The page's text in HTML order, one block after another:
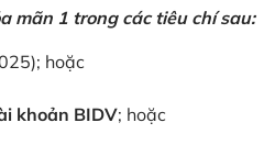
mãn 1 trong các tiêu chí sau:
hoặc
khoản BIDV; hoặc